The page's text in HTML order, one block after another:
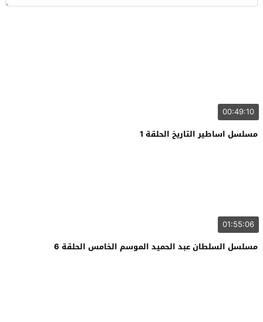
00:49:10
مسلسل اساطير التاريخ الحلقة 1
01:55:06
مسلسل السلطان عبد الحميد الموسم الخامس الحلقة 6